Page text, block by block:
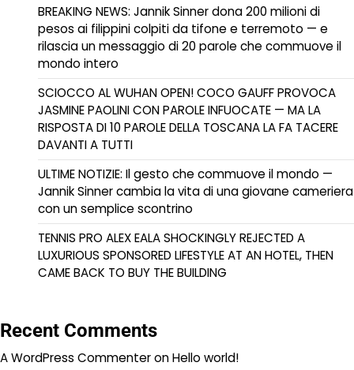
BREAKING NEWS: Jannik Sinner dona 200 milioni di
pesos ai filippini colpiti da tifone e terremoto — e
rilascia un messaggio di 20 parole che commuove il
mondo intero
SCIOCCO AL WUHAN OPEN! COCO GAUFF PROVOCA
JASMINE PAOLINI CON PAROLE INFUOCATE — MA LA
RISPOSTA DI 10 PAROLE DELLA TOSCANA LA FA TACERE
DAVANTI A TUTTI
ULTIME NOTIZIE: Il gesto che commuove il mondo —
Jannik Sinner cambia la vita di una giovane cameriera
con un semplice scontrino
TENNIS PRO ALEX EALA SHOCKINGLY REJECTED A
LUXURIOUS SPONSORED LIFESTYLE AT AN HOTEL, THEN
CAME BACK TO BUY THE BUILDING
Recent Comments
A WordPress CommenteronHello world!